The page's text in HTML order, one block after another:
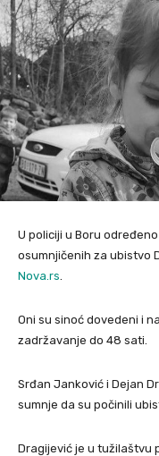
U policiji u Boru
osumnjičenih za ubistvo
Nova.rs
Oni su sinoć dovedeni i
zadržavanje do 48 sati.
Srđan Janković i Dejan
sumnje da su počinili
Dragijević je u tužilaštvu